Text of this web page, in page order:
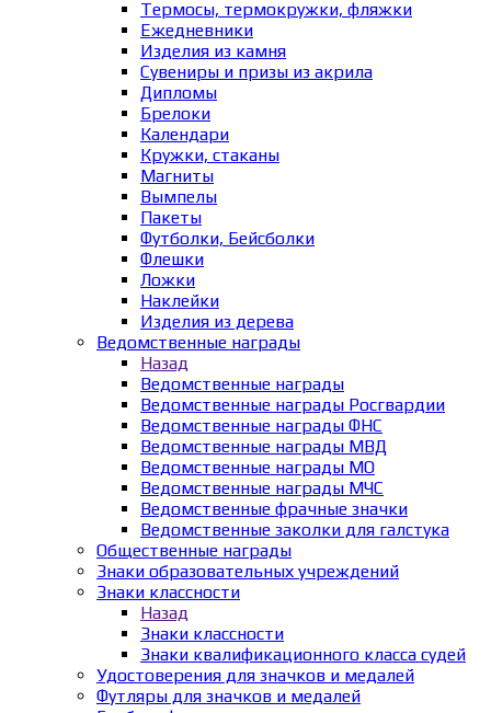
Термосы, термокружки, фляжки
Ежедневники
Изделия из камня
Сувениры и призы из акрила
Дипломы
Брелоки
Календари
Кружки, стаканы
Магниты
Вымпелы
Пакеты
Футболки, Бейсболки
Флешки
Ложки
Наклейки
Изделия из дерева
Ведомственные награды
Назад
Ведомственные награды
Ведомственные награды Росгвардии
Ведомственные награды ФНС
Ведомственные награды МВД
Ведомственные награды МО
Ведомственные награды МЧС
Ведомственные фрачные значки
Ведомственные заколки для галстука
Общественные награды
Знаки образовательных учреждений
Знаки классности
Назад
Знаки классности
Знаки квалификационного класса судей
Удостоверения для значков и медалей
Футляры для значков и медалей